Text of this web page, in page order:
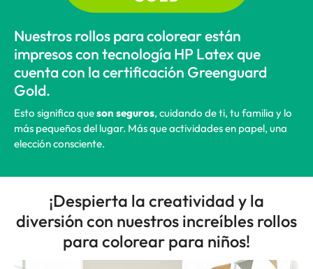
Nuestros rollos para colorear están
impresos con tecnología HP Latex que
cuenta con la certificación Greenguard
Gold.
Esto significa queson seguros, cuidando de ti, tu familia y lo
más pequeños del lugar. Más que actividades en papel, una
elección consciente.
¡Despierta la creatividad y la
diversión con nuestros increíbles rollos
para colorear para niños!